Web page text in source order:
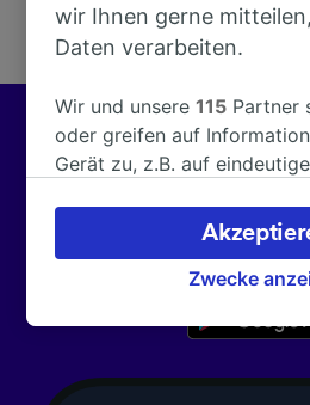
Besser reisen
Wir helfen Kunden in ganz
172.000 smarte Reisen
wir Ihnen gerne
Daten verarbeiten.
Wir und unsere115 Partner
oder greifen auf
Gerät zu, z.B. auf
verarbeiten. Sie können Ihre
akzeptieren oder verwalten,
Ihres Widerspruchsrechts
besuchen Sie jederzeit die
werden unseren Partnern
Zwecke